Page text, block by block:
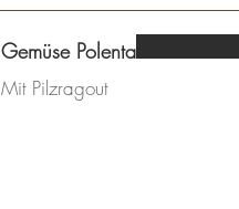
Gemüse Polenta
Mit Pilzragout